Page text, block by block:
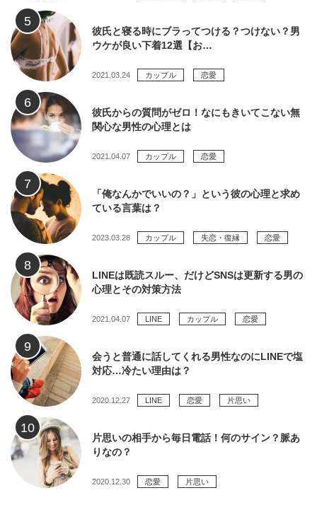
彼氏と寝る時にブラってつける？つけない？男
ウケが良い下着12選【お…
2021.03.24 カップル 恋愛
彼氏からの質問がゼロ！なにもきいてこない無
関心な男性の心理とは
2021.04.07 カップル 恋愛
「俺なんかでいいの？」という彼の心理と求め
ている言葉は？
2023.03.28 カップル 失恋・復縁 恋愛
LINEは既読スルー、だけどSNSは更新する男の
心理とその対策方法
2021.04.07 LINE カップル 恋愛
会うと普通に話してくれる男性なのにLINEで塩
対応…冷たい理由は？
2020.12.27 LINE 恋愛 片思い
片思いの相手から毎日電話！何のサイン？脈あ
りなの？
2020.12.30 恋愛 片思い